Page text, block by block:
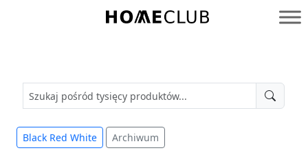
Homeclub
Black Red White Archiwum